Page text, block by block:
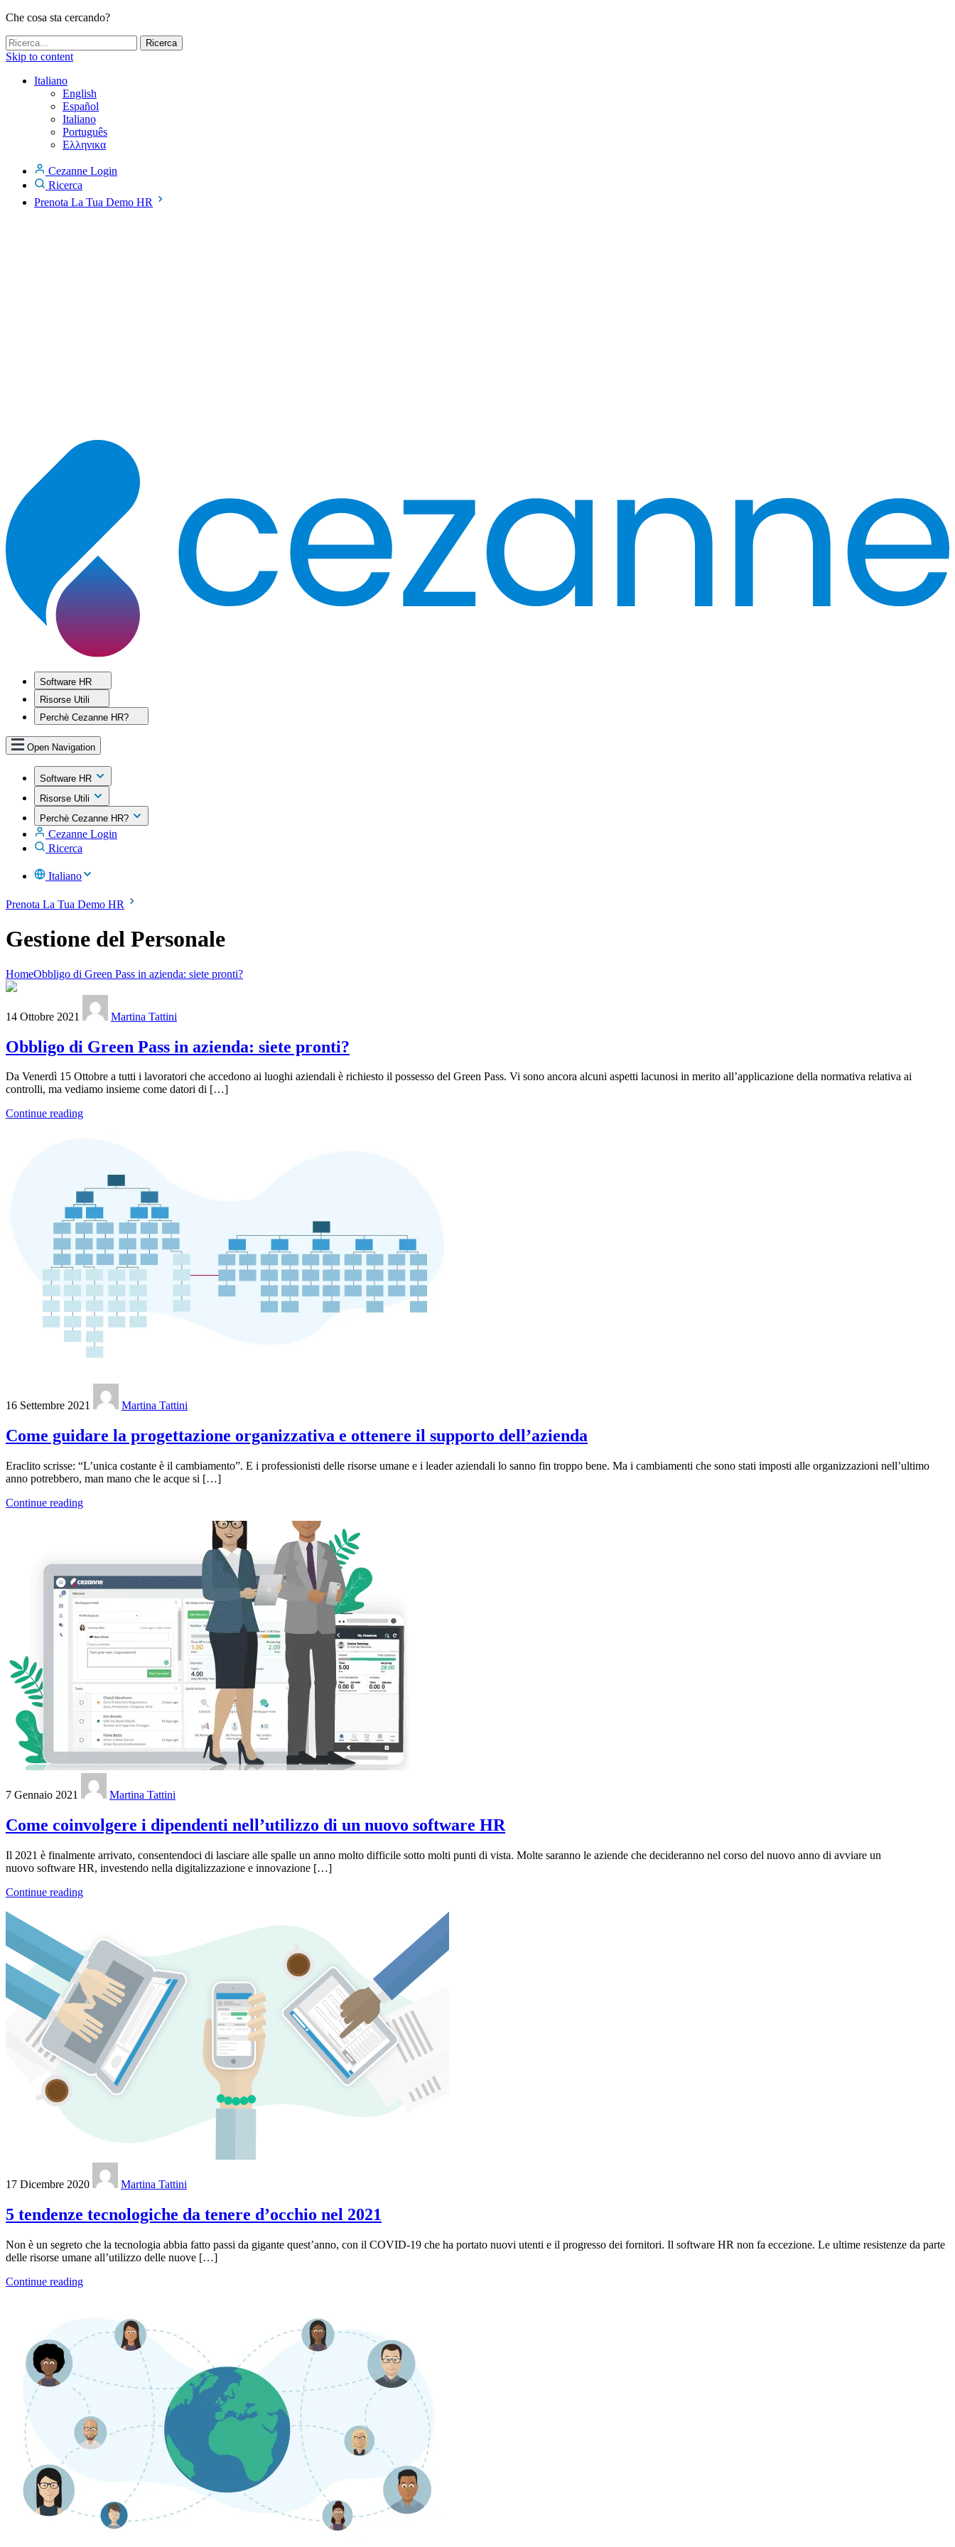
Che cosa sta cercando?
Skip to content
Italiano
English
Español
Italiano
Português
Ελληνικα
Cezanne Login
Ricerca
Prenota La Tua Demo HR
Software HR
Risorse Utili
Perchè Cezanne HR?
Open Navigation
Software HR
Risorse Utili
Perchè Cezanne HR?
Cezanne Login
Ricerca
Italiano
Prenota La Tua Demo HR
Gestione del Personale
HomeObbligo di Green Pass in azienda: siete pronti?
14 Ottobre 2021 Martina Tattini
Obbligo di Green Pass in azienda: siete pronti?
Da Venerdì 15 Ottobre a tutti i lavoratori che accedono ai luoghi aziendali è richiesto il possesso del Green Pass. Vi sono ancora alcuni aspetti lacunosi in merito all’applicazione della normativa relativa ai
controlli, ma vediamo insieme come datori di […]
Continue reading
16 Settembre 2021 Martina Tattini
Come guidare la progettazione organizzativa e ottenere il supporto dell’azienda
Eraclito scrisse: “L’unica costante è il cambiamento”. E i professionisti delle risorse umane e i leader aziendali lo sanno fin troppo bene. Ma i cambiamenti che sono stati imposti alle organizzazioni nell’ultimo
anno potrebbero, man mano che le acque si […]
Continue reading
7 Gennaio 2021 Martina Tattini
Come coinvolgere i dipendenti nell’utilizzo di un nuovo software HR
Il 2021 è finalmente arrivato, consentendoci di lasciare alle spalle un anno molto difficile sotto molti punti di vista. Molte saranno le aziende che decideranno nel corso del nuovo anno di avviare un
nuovo software HR, investendo nella digitalizzazione e innovazione […]
Continue reading
17 Dicembre 2020 Martina Tattini
5 tendenze tecnologiche da tenere d’occhio nel 2021
Non è un segreto che la tecnologia abbia fatto passi da gigante quest’anno, con il COVID-19 che ha portato nuovi utenti e il progresso dei fornitori. Il software HR non fa eccezione. Le ultime resistenze da parte
delle risorse umane all’utilizzo delle nuove […]
Continue reading